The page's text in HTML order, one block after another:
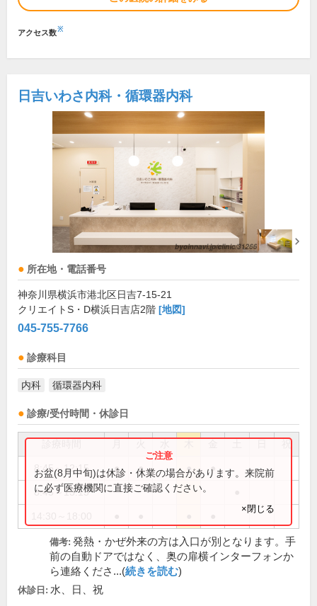
アクセス数※
日吉いわさ内科・循環器内科
所在地・電話番号
神奈川県横浜市港北区日吉7-15-21
クリエイトS・D横浜日吉店2階 [地図]
045-755-7766
診療科目
内科 循環器内科
診療/受付時間・休診日
祝
8:45～12:15 ● ● ● ●
8:45～13:15
お盆(8月中旬)は休診・休業の場合があります。来院前
に必ず医療機関に直接ご確認ください。
×閉じる
備考: 発熱・かぜ外来の方は入口が別となります。手
前の自動ドアではなく、奥の扉横インターフォンか
ら連絡くださ...(続きを読む)
休診日: 水、日、祝